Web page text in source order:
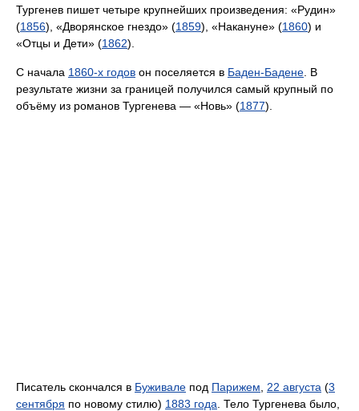
Тургенев пишет четыре крупнейших произведения: «Рудин»
(1856), «Дворянское гнездо» (1859), «Накануне» (1860) и
«Отцы и Дети» (1862).
С начала 1860-х годов он поселяется в Баден-Бадене . В
результате жизни за границей получился самый крупный по
объёму из романов Тургенева — «Новь» (1877).
Писатель скончался в Буживале под Парижем 22 августа (3
сентября по новому стилю) 1883 года . Тело Тургенева было,